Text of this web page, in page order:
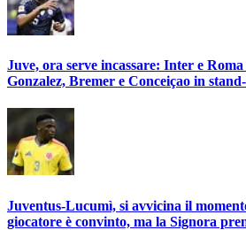
Juve, ora serve incassare: Inter e
Gonzalez, Bremer e Conceiçao in
Juventus-Lucumì, si avvicina il
giocatore è convinto, ma la Signora